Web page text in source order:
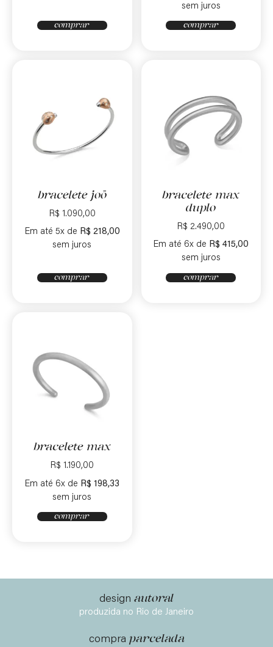
comprar
sem juros
comprar
bracelete joō
R$ 1.090,00
Em até 5x de R$ 218,00
sem juros
comprar
bracelete max
duplo
R$ 2.490,00
Em até 6x de R$ 415,00
sem juros
comprar
bracelete max
R$ 1.190,00
Em até 6x de R$ 198,33
sem juros
comprar
design autoral
produzida no Rio de Janeiro
compra parcelada